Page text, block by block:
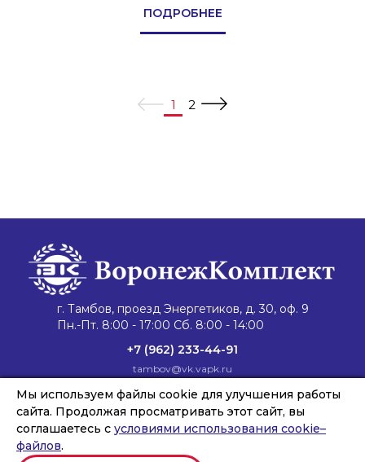
ПОДРОБНЕЕ
1 2
г. Тамбов, проезд Энергетиков, д. 30, оф. 9
Пн.-Пт. 8:00 - 17:00 Сб. 8:00 - 14:00
+7 (962) 233-44-91
tambov@vk.vapk.ru
ГлавнаяКаталог техники Запасные части
Сервис и ремонтЛизинг и кредитФилиалыО компании
НовостиКонтакты
Мы используем файлы cookie для улучшения работы
сайта. Продолжая просматривать этот сайт, вы
соглашаетесь с условиями использования cookie–
файлов.